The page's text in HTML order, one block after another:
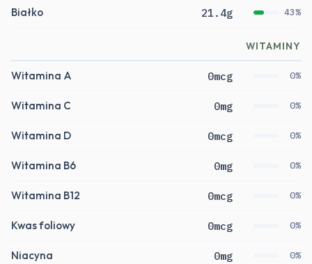
Białko 21.4g 43%
WITAMINY
Witamina A 0mcg 0%
Witamina C 0mg 0%
Witamina D 0mcg 0%
Witamina B6 0mg 0%
Witamina B12 0mcg 0%
Kwas foliowy 0mcg 0%
Niacyna 0mg 0%